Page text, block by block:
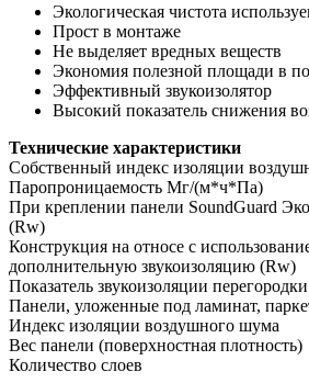
Экологическая чистота
Прост в монтаже
Не выделяет вредных веществ
Экономия полезной площади в
Эффективный звукоизолятор
Высокий показатель снижения
Технические характеристики
Собственный индекс изоляции
Паропроницаемость Мг/(м*ч*Па)
При креплении панели SoundGuard
(Rw)
Конструкция на относе с
дополнительную звукоизоляцию (Rw)
Показатель звукоизоляции
Панели, уложенные под ламинат,
Индекс изоляции воздушного шума
Вес панели (поверхностная плотность)
Количество слоев